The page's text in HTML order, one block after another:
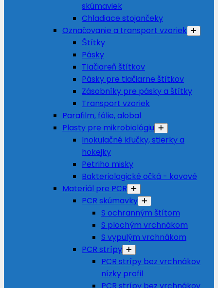
skúmaviek
Chladiace stojančeky
Označovanie a transport vzoriek
Štítky
Pásky
Tlačiareň štítkov
Pásky pre tlačiarne štítkov
Zásobníky pre pásky a štítky
Transport vzoriek
Parafilm, fólie, alobal
Plasty pre mikrobiológiu
Inokulačné kľučky, stierky a
hokejky
Petriho misky
Bakteriologické očká - kovové
Materiál pre PCR
PCR skúmavky
S ochranným štítom
S plochým vrchnákom
S vypulým vrchnákom
PCR strípy
PCR strípy bez vrchnákov
nízky profil